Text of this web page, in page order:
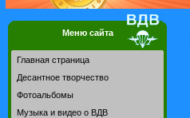
Меню сайта
Главная страница
Десантное творчество
Фотоальбомы
Музыка и видео о ВДВ